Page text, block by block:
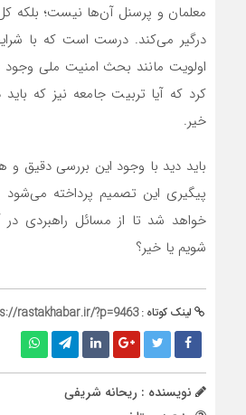
معلمان و پرسنل آن‌ها نیست؛ بلکه
درگیر می‌کند. درست است که با
اولویت مانند بحث امنیت ملی وجود
کرد که آیا تربیت جامعه نیز که باید
خیر.
باید دید با وجود این بررسی دقیق و
پیگیری این تصمیم پرداخته می‌شود
خواهد شد تا از مسائل راهبردی
شویم یا خیر؟
لینک کوتاه :rastakhabar.ir/?p=9463
نویسنده : ریحانه شریفی